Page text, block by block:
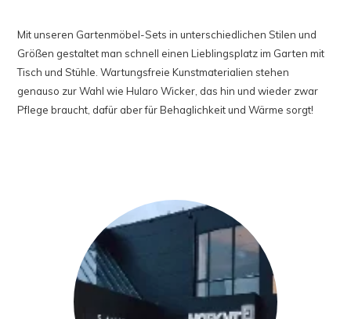
Mit unseren Gartenmöbel-Sets in unterschiedlichen Stilen und
Größen gestaltet man schnell einen Lieblingsplatz im Garten mit
Tisch und Stühle. Wartungsfreie Kunstmaterialien stehen
genauso zur Wahl wie Hularo Wicker, das hin und wieder zwar
Pflege braucht, dafür aber für Behaglichkeit und Wärme sorgt!